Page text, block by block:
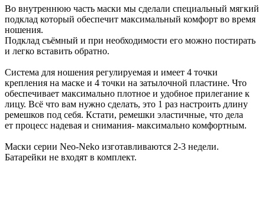
Во внутреннюю часть маски мы сделали специальный мягкий
подклад который обеспечит максимальный комфорт во время
ношения.
Подклад съёмный и при необходимости его можно постирать
и легко вставить обратно.
Система для ношения регулируемая и имеет 4 точки
крепления на маске и 4 точки на затылочной пластине. Что
обеспечивает максимально плотное и удобное прилегание к
лицу. Всё что вам нужно сделать, это 1 раз настроить длину
ремешков под себя. Кстати, ремешки эластичные, что дела
ет процесс надевая и снимания- максимально комфортным.
Маски серии Neo-Neko изготавливаются 2-3 недели.
Батарейки не входят в комплект.